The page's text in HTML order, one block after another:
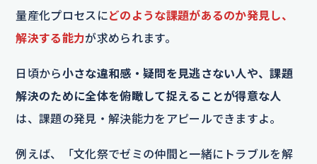
量産化プロセスに どのような課題があるのか発見し、
解決する能力が求められます。
日頃から小さな違和感・疑問を見逃さない人や、課題
解決のために全体を俯瞰して捉えることが得意な人
は、課題の発見・解決能力をアピールできますよ。
例えば、「文化祭でゼミの仲間と一緒にトラブルを解